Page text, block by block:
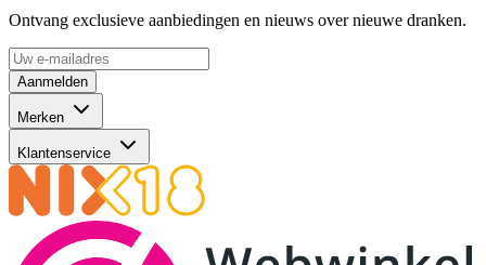
Ontvang exclusieve aanbiedingen en nieuws over nieuwe dranken.
Aanmelden
Merken
Klantenservice